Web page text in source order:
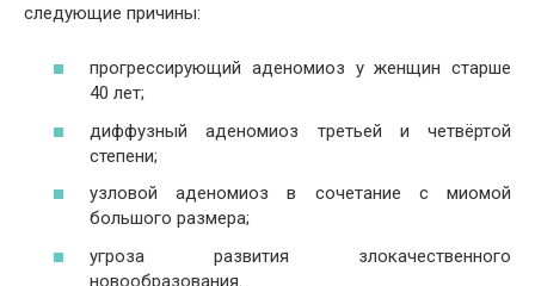
следующие причины:
прогрессирующий аденомиоз у женщин старше
40 лет;
диффузный аденомиоз третьей и четвёртой
степени;
узловой аденомиоз в сочетание с миомой
большого размера;
угроза развития злокачественного
новообразования.